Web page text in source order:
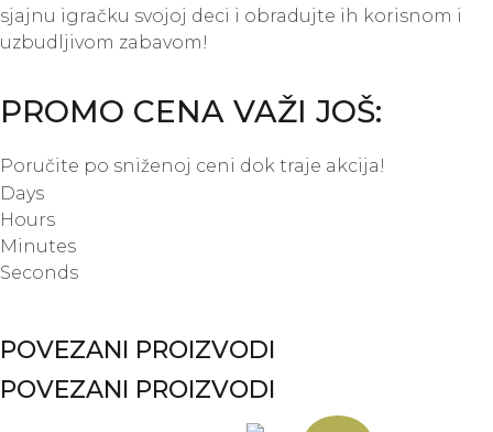
sjajnu igračku svojoj deci i obradujte ih korisnom i
uzbudljivom zabavom!
PROMO CENA VAŽI JOŠ:
Poručite po sniženoj ceni dok traje akcija!
Days
Hours
Minutes
Seconds
POVEZANI PROIZVODI
POVEZANI PROIZVODI